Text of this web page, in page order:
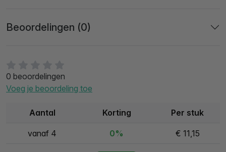
0 beoordelingen
Voeg je beoordeling toe
Aantal Korting Per stuk
vanaf 4 0% € 11,15
Beoordelingen (0)